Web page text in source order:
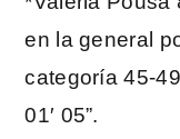
en la general
categoría 45-
01′ 05”.